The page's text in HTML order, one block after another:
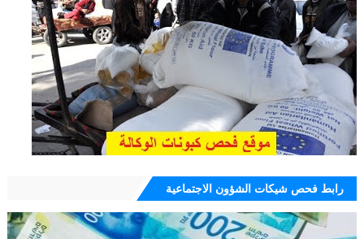
رابط فحص شيكات الشؤون الاجتماعية